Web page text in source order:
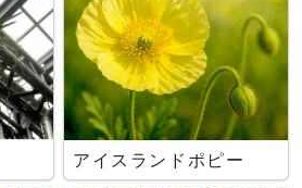
アイスランドポピー